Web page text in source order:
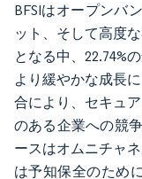
BFSIはオープンバ
ット、そして高度
となる中、22.74%
より緩やかな成長
合により、セキュ
のある企業への競
ースはオムニチャ
は予知保全のため